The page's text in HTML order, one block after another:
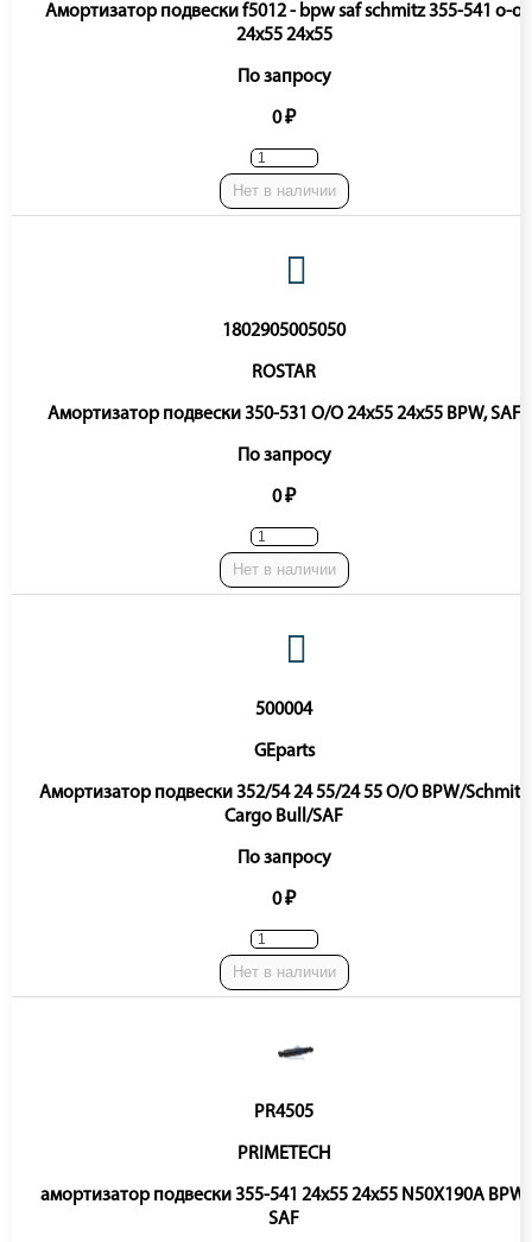
Амортизатор подвески f5012 - bpw saf schmitz 355-541 o-o
24x55 24x55
По запросу
0 ₽
Нет в наличии
1802905005050
ROSTAR
Амортизатор подвески 350-531 O/O 24x55 24x55 BPW, SAF
По запросу
0 ₽
Нет в наличии
500004
GEparts
Амортизатор подвески 352/54 24 55/24 55 O/O BPW/Schmitz
Cargo Bull/SAF
По запросу
0 ₽
Нет в наличии
PR4505
PRIMETECH
амортизатор подвески 355-541 24x55 24x55 N50X190A BPW,
SAF